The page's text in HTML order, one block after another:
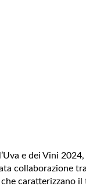
e dei Vini
collaborazione
caratterizzano